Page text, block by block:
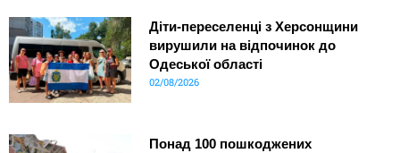
Діти-переселенці з Херсонщини
вирушили на відпочинок до
Одеської області
02/08/2026
Понад 100 пошкоджених